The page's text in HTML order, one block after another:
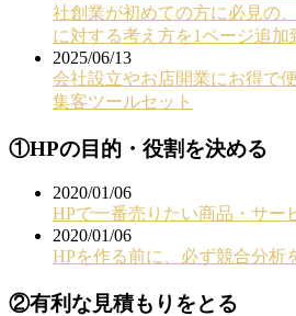
社創業が初めての方に必見の
に対する考え方を1ページ追加
2025/06/13
会社設立やお店開業にお得で
集客ツールセット
①HPの目的・役割を決める
2020/01/06
HPで一番売りたい商品・サー
2020/01/06
HPを作る前に、必ず競合分析
②有利な見積もりをとる